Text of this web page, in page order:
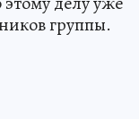
группы.